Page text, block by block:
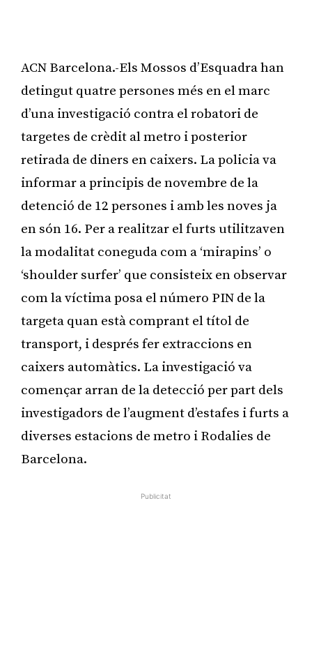
ACN Barcelona.-Els Mossos d’Esquadra han
detingut quatre persones més en el marc
d’una investigació contra el robatori de
targetes de crèdit al metro i posterior
retirada de diners en caixers. La policia va
informar a principis de novembre de la
detenció de 12 persones i amb les noves ja
en són 16. Per a realitzar el furts utilitzaven
la modalitat coneguda com a ‘mirapins’ o
‘shoulder surfer’ que consisteix en observar
com la víctima posa el número PIN de la
targeta quan està comprant el títol de
transport, i després fer extraccions en
caixers automàtics. La investigació va
començar arran de la detecció per part dels
investigadors de l’augment d’estafes i furts a
diverses estacions de metro i Rodalies de
Barcelona.
Publicitat